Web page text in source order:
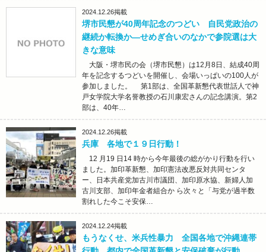
2024.12.26掲載
堺市民懇が40周年記念のつどい 自民党政治の
継続か転換か―せめぎ合いのなかで参院選は大
きな意味
大阪・堺市民の会（堺市民懇）は12月8日、結成40周
年を記念するつどいを開催し、会場いっぱいの100人が
参加しました。 第1部は、全国革新懇代表世話人で神
戸女学院大学名誉教授の石川康宏さんの記念講演。第2
部は、40年…
2024.12.26掲載
兵庫 各地で１９日行動！
12 月19 日14 時から今年最後の総がかり行動を行い
ました。加印革新懇、加印憲法改悪反対共同センタ
ー、日本共産党加古川市議団、加印原水協、新婦人加
古川支部、加印年金者組合か ら次々と「与党が過半数
割れした今こそ安保…
2024.12.24掲載
もうなくせ、米兵性暴力 全国各地で沖縄連帯